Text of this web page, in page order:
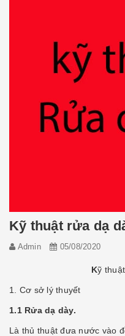
Kỹ thuật rửa dạ
Admin 05/08/2020
Kỹ thuật
1. Cơ sở lý thuyết
1.1 Rửa dạ dày.
Là thủ thuật đưa nước vào